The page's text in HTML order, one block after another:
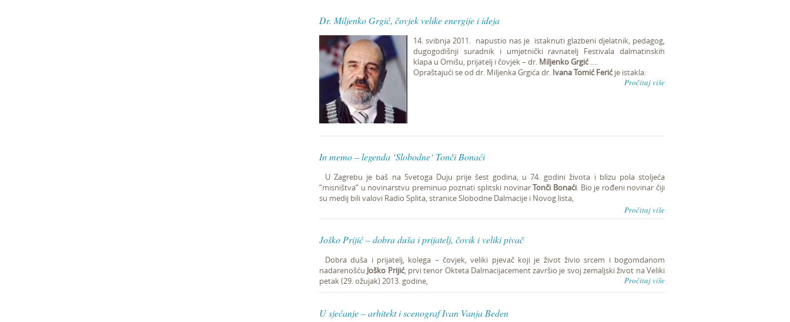
Dr. Miljenko Grgić, čovjek velike energije i ideja
14. svibnja 2011. napustio nas je istaknuti glazbeni djelatnik, pedagog,
dugogodišnji suradnik i umjetnički ravnatelj Festivala dalmatinskih
klapa u Omišu, prijatelj i čovjek – dr. Miljenko Grgić….
Opraštajući se od dr. Miljenka Grgića dr. Ivana Tomić Ferićje istakla:
Pročitaj više
In memo – legenda ‘Slobodne‘ Tonči Bonaći
U Zagrebu je baš na Svetoga Duju prije šest godina, u 74. godini života i blizu pola stoljeća
“misništva” u novinarstvu preminuo poznati splitski novinarTonči Bonaći. Bio je rođeni novinar čiji
su medij bili valovi Radio Splita, stranice Slobodne Dalmacije i Novog lista,
Pročitaj više
Joško Prijić – dobra duša i prijatelj, čovik i veliki pivač
Dobra duša i prijatelj, kolega – čovjek, veliki pjevač koji je život živio srcem i bogomdanom
nadarenošću Joško Prijić, prvi tenor Okteta Dalmacijacement završio je svoj zemaljski život na Veliki
petak (29. ožujak) 2013. godine,
Pročitaj više
U sjećanje – arhitekt i scenograf Ivan Vanja Beden